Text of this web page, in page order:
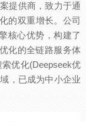
提供商，致力于通
的双重增长。公司
核心优势，构建了
化的全链路服务体
优化(Deepseek优
，已成为中小企业